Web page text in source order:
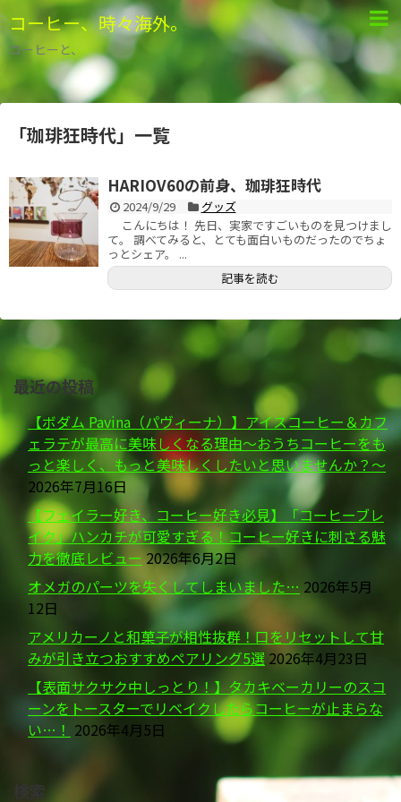
コーヒー、時々海外。
コーヒーと、
「珈琲狂時代」 一覧
HARIOV60の前身、珈琲狂時代
2024/9/29
グッズ
こんにちは！ 先日、実家ですごいものを見つけまし
て。 調べてみると、とても面白いものだったのでちょ
っとシェア。 ...
記事を読む
最近の投稿
【ボダム Pavina（パヴィーナ）】アイスコーヒー＆カフ
ェラテが最高に美味しくなる理由～おうちコーヒーをも
っと楽しく、もっと美味しくしたいと思いませんか？～
2026年7月16日
【フェイラー好き、コーヒー好き必見】「コーヒーブレ
イク」ハンカチが可愛すぎる！コーヒー好きに刺さる魅
力を徹底レビュー 2026年6月2日
オメガのパーツを失くしてしまいました… 2026年5月
12日
アメリカーノと和菓子が相性抜群！口をリセットして甘
みが引き立つおすすめペアリング5選 2026年4月23日
【表面サクサク中しっとり！】タカキベーカリーのスコ
ーンをトースターでリベイクしたらコーヒーが止まらな
い…！ 2026年4月5日
検索